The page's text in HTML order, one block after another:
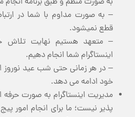
– به صورت مداوم با شما در
قطع نمیشود.
– متعهد هستیم نهایت تلاش
اینستاگرام شما انجام دهیم.
– در هر زمانی حتی شب عید نوروز
خود ادامه می دهد.
مدیریت اینستاگرام به صورت
پذیر نیست؛ ما برای انجام امور پیج